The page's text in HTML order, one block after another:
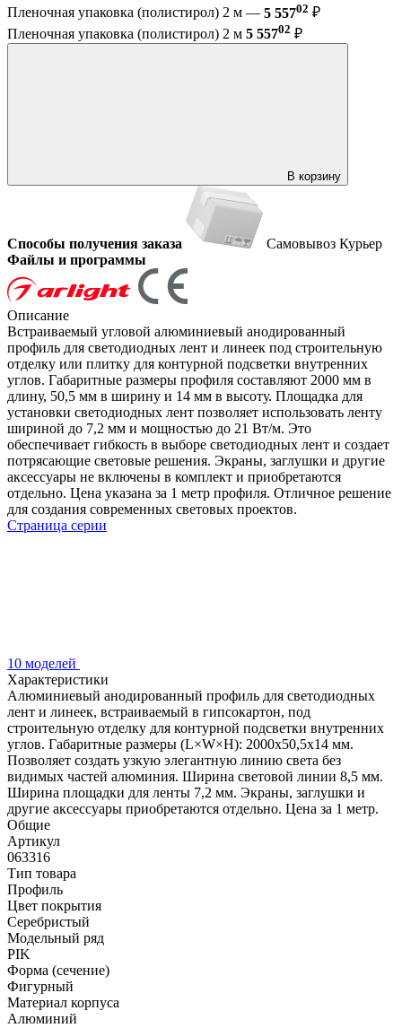
Пленочная упаковка (полистирол) 2 м — 5 55702 ₽
Пленочная упаковка (полистирол) 2 м 5 55702 ₽
В корзину
Способы получения заказа Самовывоз Курьер
Файлы и программы
Описание
Встраиваемый угловой алюминиевый анодированный
профиль для светодиодных лент и линеек под строительную
отделку или плитку для контурной подсветки внутренних
углов. Габаритные размеры профиля составляют 2000 мм в
длину, 50,5 мм в ширину и 14 мм в высоту. Площадка для
установки светодиодных лент позволяет использовать ленту
шириной до 7,2 мм и мощностью до 21 Вт/м. Это
обеспечивает гибкость в выборе светодиодных лент и создает
потрясающие световые решения. Экраны, заглушки и другие
аксессуары не включены в комплект и приобретаются
отдельно. Цена указана за 1 метр профиля. Отличное решение
для создания современных световых проектов.
Страница серии
10 моделей
Характеристики
Алюминиевый анодированный профиль для светодиодных
лент и линеек, встраиваемый в гипсокартон, под
строительную отделку для контурной подсветки внутренних
углов. Габаритные размеры (L×W×H): 2000x50,5x14 мм.
Позволяет создать узкую элегантную линию света без
видимых частей алюминия. Ширина световой линии 8,5 мм.
Ширина площадки для ленты 7,2 мм. Экраны, заглушки и
другие аксессуары приобретаются отдельно. Цена за 1 метр.
Общие
Артикул
063316
Тип товара
Профиль
Цвет покрытия
Серебристый
Модельный ряд
PIK
Форма (сечение)
Фигурный
Материал корпуса
Алюминий